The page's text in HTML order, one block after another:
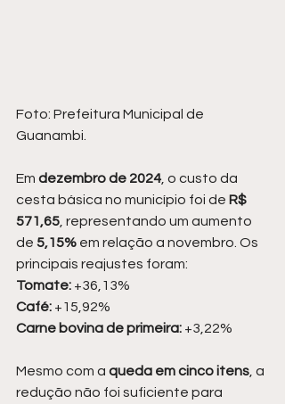
Foto: Prefeitura Municipal de
Guanambi.
Em dezembro de 2024 , o custo da
cesta básica no município foi de R$
571,65 , representando um aumento
de 5,15% em relação a novembro. Os
principais reajustes foram:
Tomate: +36,13%
Café: +15,92%
Carne bovina de primeira: +3,22%
Mesmo com a queda em cinco itens , a
redução não foi suficiente para